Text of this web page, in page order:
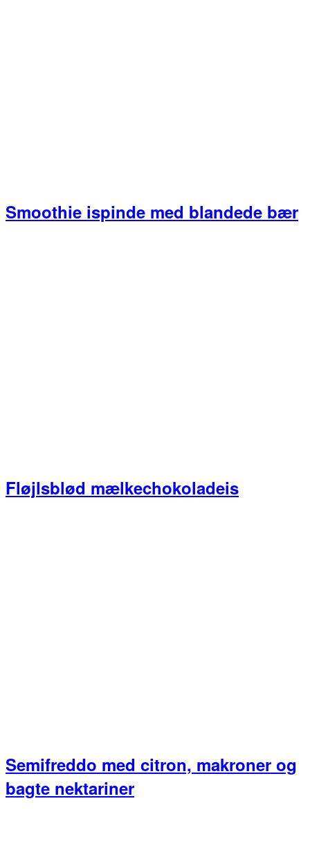
Smoothie ispinde med blandede bær
Fløjlsblød mælkechokoladeis
Semifreddo med citron, makroner og
bagte nektariner